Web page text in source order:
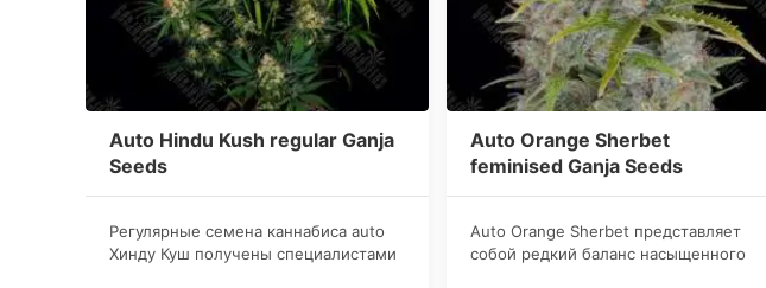
Auto Hindu Kush regular Ganja
Seeds
Регулярные семена каннабиса auto
Хинду Куш получены специалистами
Auto Orange Sherbet
feminised Ganja Seeds
Auto Orange Sherbet представляет
собой редкий баланс насыщенного